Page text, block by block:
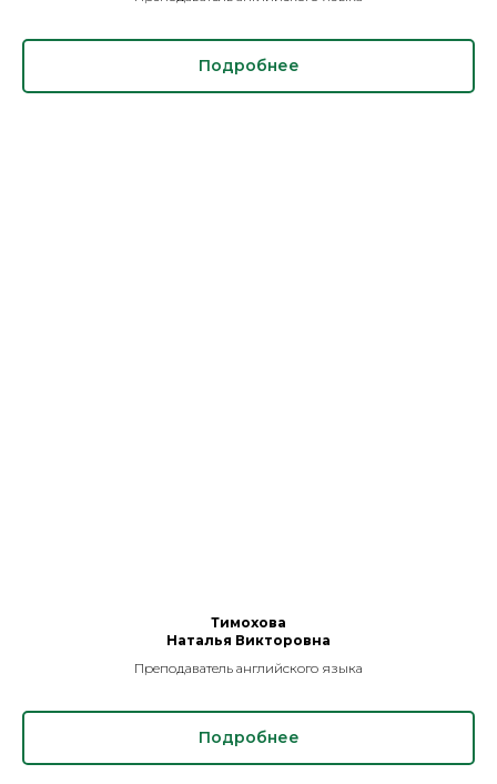
Подробнее
Тимохова
Наталья Викторовна
Преподаватель английского языка
Подробнее